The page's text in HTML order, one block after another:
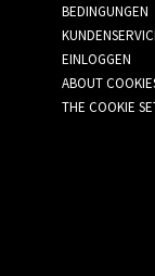
BEDINGUNGEN
EINLOGGEN
ABOUT
THE COOKIE